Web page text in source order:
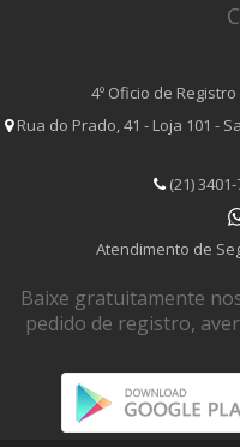
4º Oficio de
Rua do Prado, 41 - Loja 101 -
(21)
Atendimento de
Baixe gratuitamente
pedido de registro,